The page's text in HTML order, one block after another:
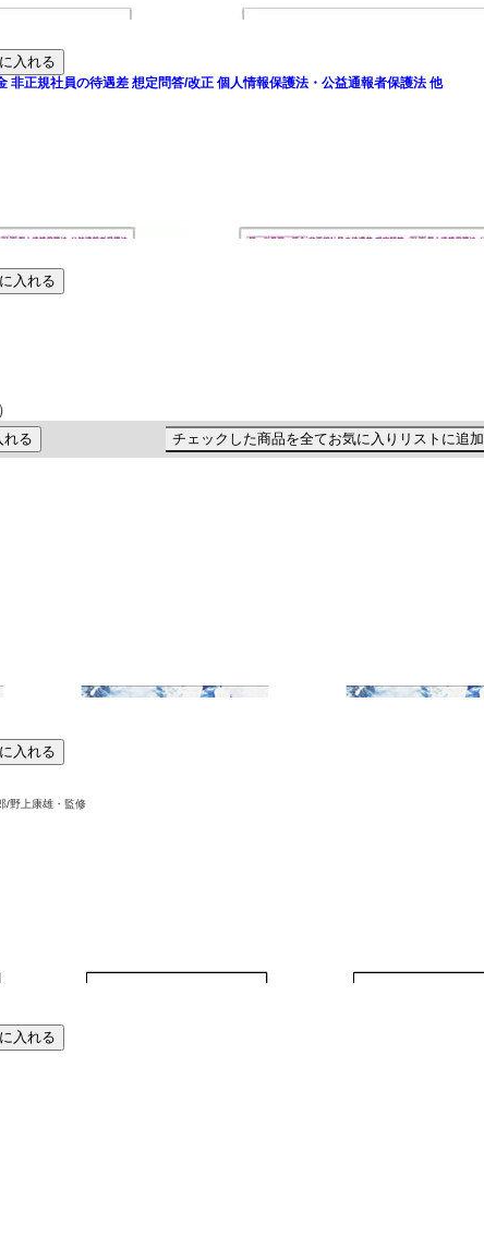
入れる
非正規社員の待遇差 想定問答/改正 個人情報保護法・公益通報者保護法 他
入れる
れる チェックした商品を全てお気に入りリストに追加
入れる
/野上康雄・監修
入れる